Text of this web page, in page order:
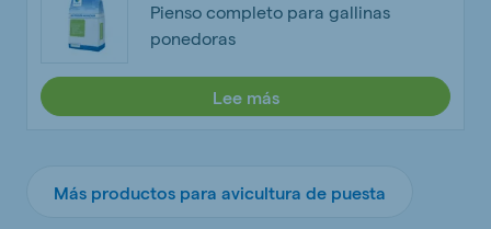
Pienso completo para gallinas
ponedoras
Lee más
Más productos para avicultura de puesta